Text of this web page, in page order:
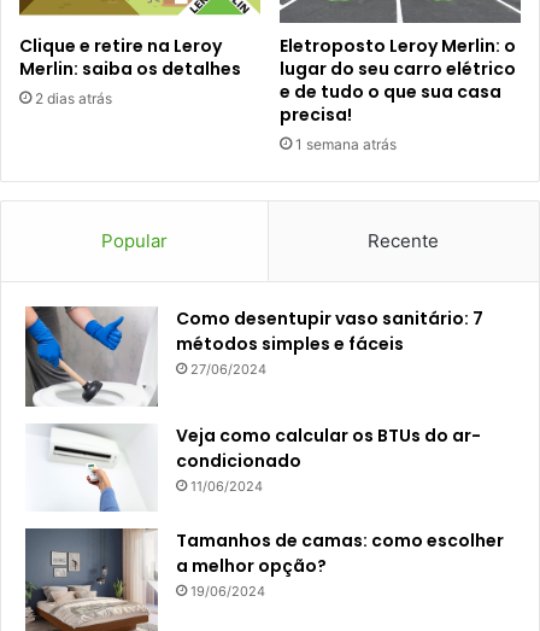
Clique e retire na Leroy
Merlin: saiba os detalhes
2 dias atrás
Eletroposto Leroy Merlin: o
lugar do seu carro elétrico
e de tudo o que sua casa
precisa!
1 semana atrás
Popular Recente
Como desentupir vaso sanitário: 7
métodos simples e fáceis
27/06/2024
Veja como calcular os BTUs do ar-
condicionado
11/06/2024
Tamanhos de camas: como escolher
a melhor opção?
19/06/2024